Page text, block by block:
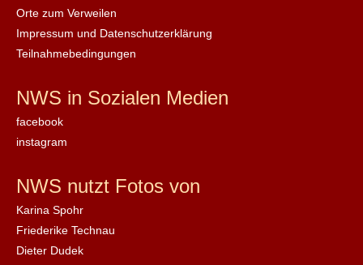
Orte zum Verweilen
Impressum und Datenschutzerklärung
Teilnahmebedingungen
NWS in Sozialen Medien
facebook
instagram
NWS nutzt Fotos von
Karina Spohr
Friederike Technau
Dieter Dudek